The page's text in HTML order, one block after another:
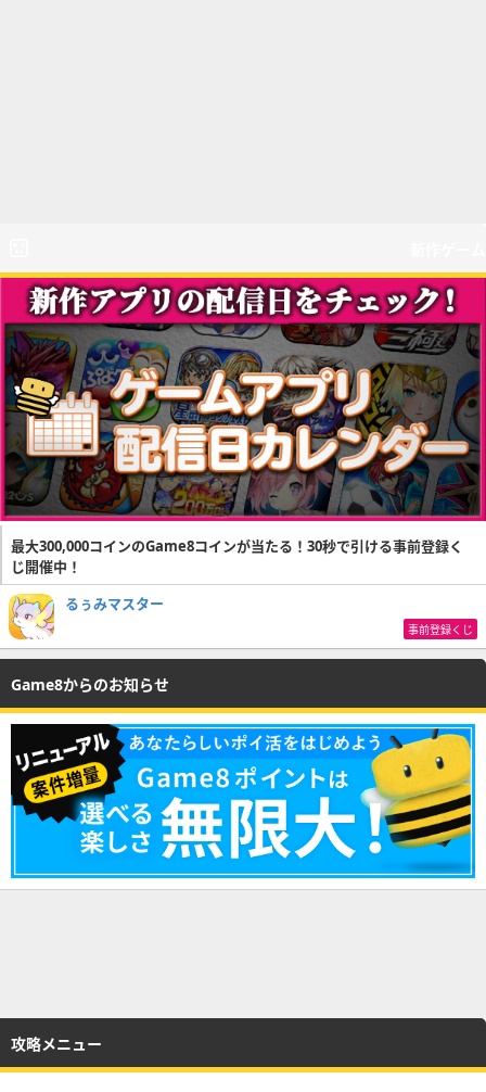
最大300,000コインのGame8コインが当たる！30秒で引ける事前登録く
じ開催中！
るぅみマスター
事前登録くじ
Game8からのお知らせ
攻略メニュー